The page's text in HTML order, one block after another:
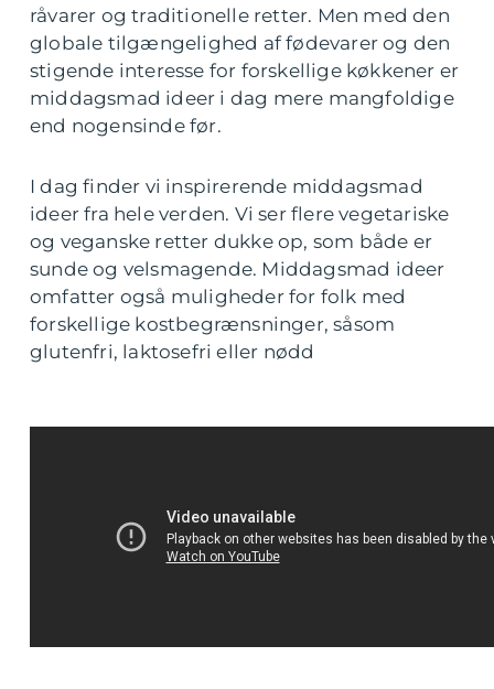
råvarer og traditionelle retter. Men med den
globale tilgængelighed af fødevarer og den
stigende interesse for forskellige køkkener er
middagsmad ideer i dag mere mangfoldige
end nogensinde før.
I dag finder vi inspirerende middagsmad
ideer fra hele verden. Vi ser flere vegetariske
og veganske retter dukke op, som både er
sunde og velsmagende. Middagsmad ideer
omfatter også muligheder for folk med
forskellige kostbegrænsninger, såsom
glutenfri, laktosefri eller nødd